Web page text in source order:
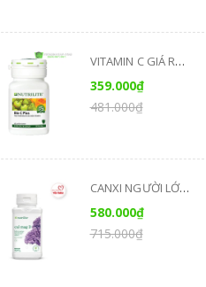
VITAMIN C GIÁ RẺ,
NUTRILITE BIO C
PLUS CHÍNH HÃNG
359.000₫
481.000₫
CANXI NGƯỜI LỚN
- CAL MAG D 180
VIÊN (MỚI)
580.000₫
715.000₫